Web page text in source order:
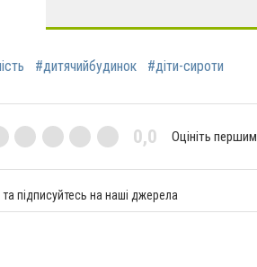
#дитячийбудинок #діти-сироти
0,0 Оцініть першим
та підписуйтесь на наші джерела